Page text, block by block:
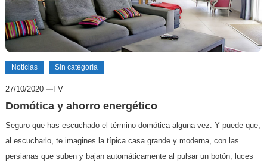
Noticias Sin categoría
27/10/2020 FV
Domótica y ahorro energético
Seguro que has escuchado el término domótica alguna vez. Y puede que,
al escucharlo, te imagines la típica casa grande y moderna, con las
persianas que suben y bajan automáticamente al pulsar un botón, luces